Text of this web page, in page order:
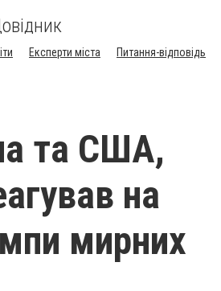
Експерти міста Питання-відповідь
та США,
на
мирних